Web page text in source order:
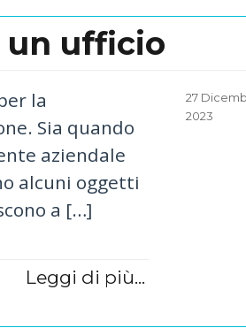
ufficio
la
Sia quando
aziendale
alcuni oggetti
a […]
Leggi di più...
Posted
on
27
2023